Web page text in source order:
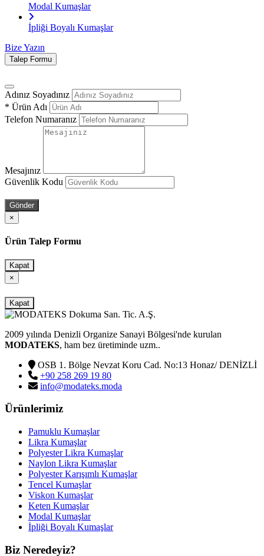
Modal Kumaşlar
İpliği Boyalı Kumaşlar
Bize Yazın
Talep Formu
Adınız Soyadınız
* Ürün Adı
Telefon Numaranız
Mesajınız
Güvenlik Kodu
Gönder
×
Ürün Talep Formu
Kapat
×
Kapat
2009 yılında Denizli Organize Sanayi Bölgesi'nde kurulan
MODATEKS, ham bez üretiminde uzm..
OSB 1. Bölge Nevzat Koru Cad. No:13 Honaz/ DENİZLİ
+90 258 269 19 80
info@modateks.moda
Ürünlerimiz
Pamuklu Kumaşlar
Likra Kumaşlar
Polyester Likra Kumaşlar
Naylon Likra Kumaşlar
Polyester Karışımlı Kumaşlar
Tencel Kumaşlar
Viskon Kumaşlar
Keten Kumaşlar
Modal Kumaşlar
İpliği Boyalı Kumaşlar
Biz Neredeyiz?